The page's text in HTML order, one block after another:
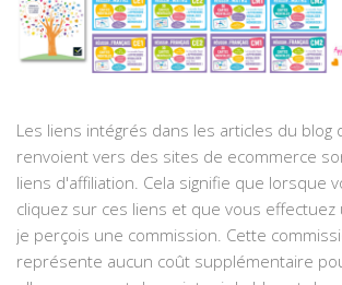
Les liens intégrés dans les articles du blog
renvoient vers des sites de ecommerce
liens d'affiliation. Cela signifie que lorsque
cliquez sur ces liens et que vous effectuez
je perçois une commission. Cette
représente aucun coût supplémentaire